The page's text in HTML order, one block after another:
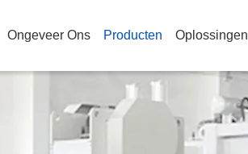
Ongeveer Ons Producten Oplossingen